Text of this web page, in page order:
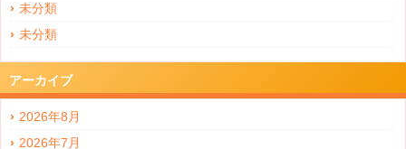
未分類
未分類
アーカイブ
2026年8月
2026年7月